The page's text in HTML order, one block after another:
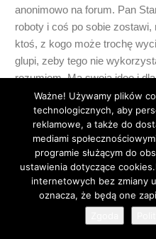
anonimowo na forum. Pan
roboty i coś po sobie
ktoś, z kogo może trochę
glupi, zeby tego nie
rozumiem. Ma swoja ideę i
firma budowlana –
Dla Nerki oczywiście. Proza
to samo. Poza glosowaniem
0
Ważne! Używamy plików
technologicznych, aby
reklamowe, a także do
mediami
programie służącym do
ustawienia dotyczące
internetowych bez zmiany
oznacza, że będą one